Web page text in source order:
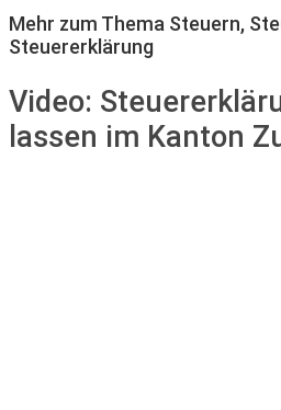
Mehr zum Thema Steuern,
Steuererklärung
Video:
lassen im Kanton